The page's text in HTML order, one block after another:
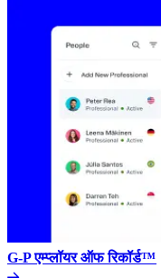
G-P एम्प्लॉयर ऑफ रिकॉर्ड™​​